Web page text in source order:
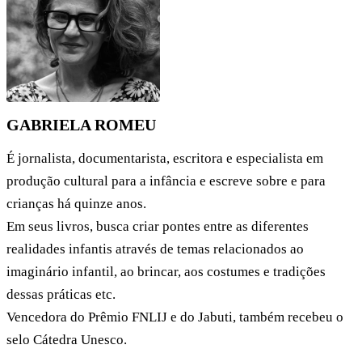
GABRIELA ROMEU
É jornalista, documentarista, escritora e especialista em
produção cultural para a infância e escreve sobre e para
crianças há quinze anos.
Em seus livros, busca criar pontes entre as diferentes
realidades infantis através de temas relacionados ao
imaginário infantil, ao brincar, aos costumes e tradições
dessas práticas etc.
Vencedora do Prêmio FNLIJ e do Jabuti, também recebeu o
selo Cátedra Unesco.